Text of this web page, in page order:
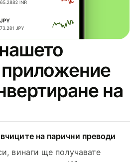
на
на парични преводи
винаги ще получавате